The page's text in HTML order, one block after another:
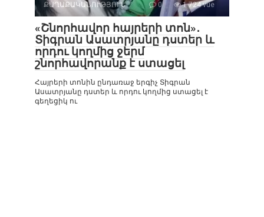
ՔԱՂԱՔԱԿԱՆՈՒԹՅՈՒՆ 0 1 724 vue
«Շնորհավոր հայրերի տոն»․
Տիգրան Ասատրյանը դստեր և
որդու կողմից ջերմ
շնորհավորանք է ստացել
Հայրերի տոնին ընդառաջ երգիչ Տիգրան
Ասատրյանը դստեր և որդու կողմից ստացել է
գեղեցիկ ու